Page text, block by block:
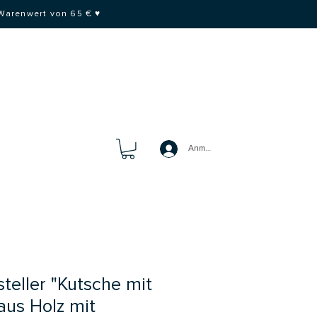
von 65 € ♥
Anmelden
"Kutsche mit
Holz mit